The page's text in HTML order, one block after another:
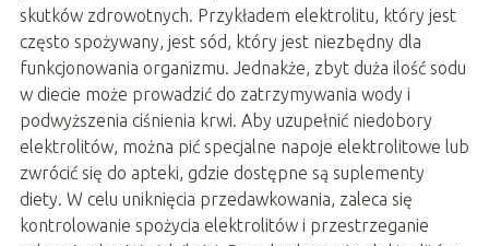
skutków zdrowotnych. Przykładem elektrolitu, który jest
często spożywany, jest sód, który jest niezbędny dla
funkcjonowania organizmu. Jednakże, zbyt duża ilość sodu
w diecie może prowadzić do zatrzymywania wody i
podwyższenia ciśnienia krwi. Aby uzupełnić niedobory
elektrolitów, można pić specjalne napoje elektrolitowe lub
zwrócić się do apteki, gdzie dostępne są suplementy
diety. W celu uniknięcia przedawkowania, zaleca się
kontrolowanie spożycia elektrolitów i przestrzeganie